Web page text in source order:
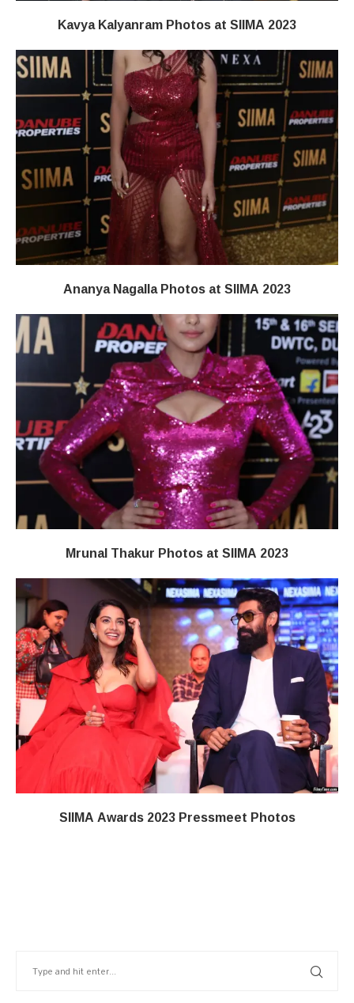
Kavya Kalyanram Photos at SIIMA 2023
Ananya Nagalla Photos at SIIMA 2023
Mrunal Thakur Photos at SIIMA 2023
SIIMA Awards 2023 Pressmeet Photos